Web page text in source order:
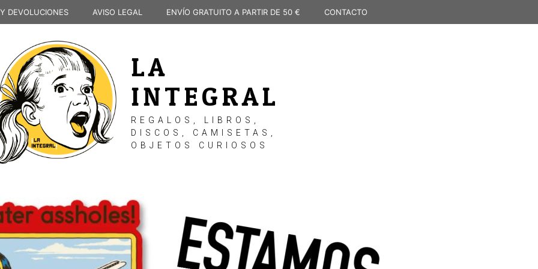
DEVOLUCIONES AVISO LEGAL ENVÍO GRATUITO A PARTIR DE 50 € CONTACTO
LA
INTEGRAL
REGALOS, LIBROS,
DISCOS, CAMISETAS,
OBJETOS CURIOSOS